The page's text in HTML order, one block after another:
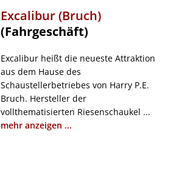
Excalibur (Bruch)
(Fahrgeschäft)
Excalibur heißt die neueste Attraktion
aus dem Hause des
Schaustellerbetriebes von Harry P.E.
Bruch. Hersteller der
vollthematisierten Riesenschaukel ...
mehr anzeigen ...